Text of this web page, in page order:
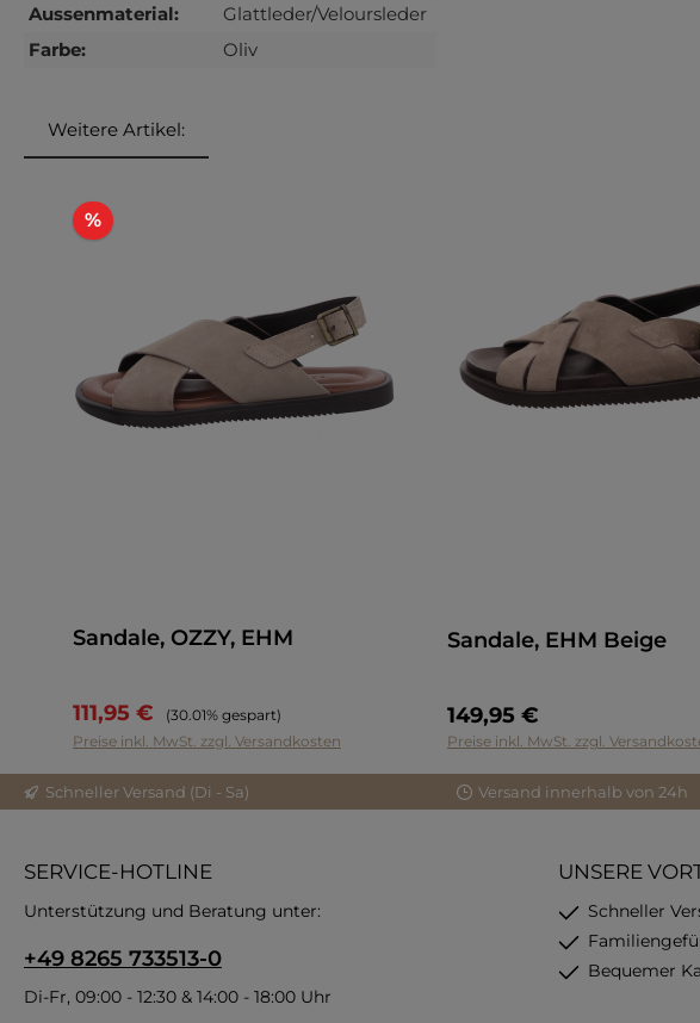
Aussenmaterial:
Glattleder/Veloursleder
Farbe:
Oliv
Weitere Artikel:
%Rabatt
Sandale, OZZY, EHM
111,95 € Regulärer Preis:
(30.01% gespart)
Preise inkl. MwSt. zzgl. Versandkosten
Sandale, EHM Beige
149,95 €
Preise inkl. MwSt. zzgl.
Schneller Versand (Di - Sa) Versand innerhalb von 24h
SERVICE-HOTLINE
Unterstützung und Beratung unter:
+49 8265 733513-0
Di-Fr, 09:00 - 12:30 & 14:00 - 18:00 Uhr
UNSERE
Schneller
Bequemer